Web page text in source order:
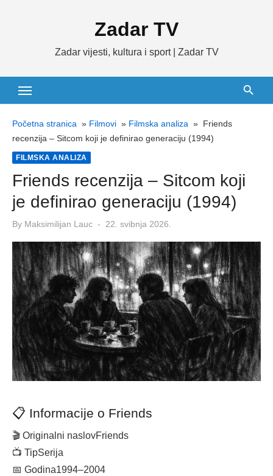
Zadar TV
Zadar vijesti, kultura i sport | Zadar TV
Početna stranica » Filmovi » Filmska analiza » Friends
recenzija – Sitcom koji je definirao generaciju (1994)
FILMSKA ANALIZA
Friends recenzija – Sitcom koji
je definirao generaciju (1994)
By Maksimilijan Lauc
Posted
22. svibnja 2026.
📋 Informacije o Friends
🎬 Originalni naslovFriends
📺 TipSerija
📅 Godina1994–2004